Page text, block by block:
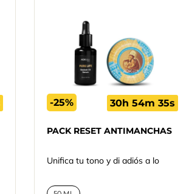
-25% 30h 54m 34s
PACK RESET ANTIMANCHAS
Unifica tu tono y di adiós a lo